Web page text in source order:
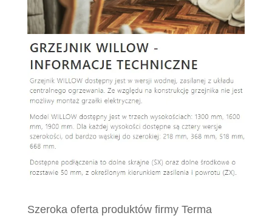
Szeroka oferta produktów firmy Terma